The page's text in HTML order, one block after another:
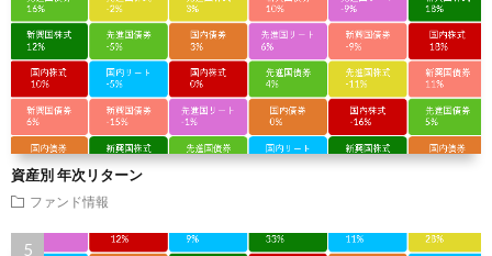
資産別 年次リターン
ファンド情報